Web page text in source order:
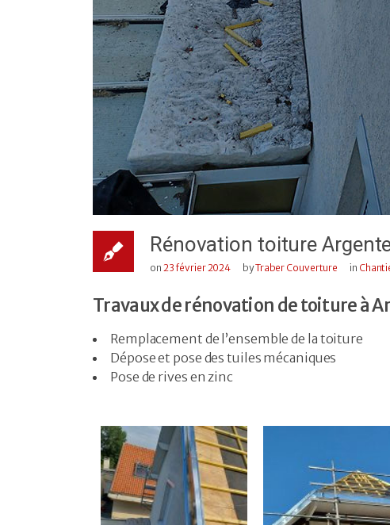
Rénovation toiture
on 23 février 2024 byTraber Couverture in
Travaux de rénovation de toiture à
Remplacement de l’ensemble de la toiture
Dépose et pose des tuiles mécaniques
Pose de rives en zinc